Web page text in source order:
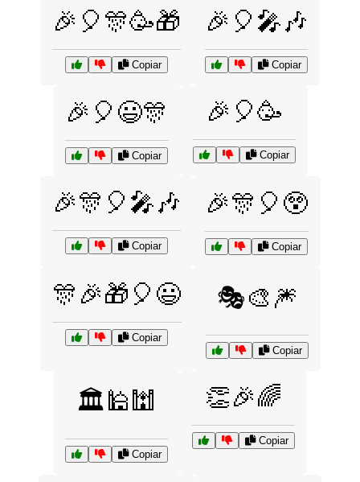
🎉🎈🎊🥳🎁
Copiar
🎉🎈🎤🎶
Copiar
🎉🎈😃🎊
Copiar
🎉🎈🥳
Copiar
🎉🎊🎈🎤🎶
Copiar
🎉🎊🎈😲
Copiar
🎊🎉🎁🎈😃
Copiar
🎭🎨🎆
Copiar
🏛️🕌🕍
Copiar
👏🎉🌈
Copiar